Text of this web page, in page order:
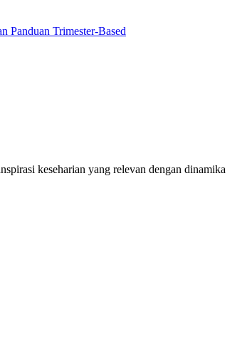
Panduan Trimester-Based
keseharian yang relevan dengan dinamika